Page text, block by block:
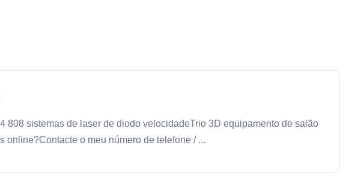
sistemas de laser de diodo velocidadeTrio 3D equipamento de salão
o meu número de telefone / ...